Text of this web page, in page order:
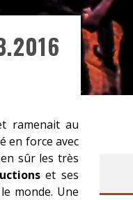
ramenait au
en force avec
sûr les très
et ses
monde. Une